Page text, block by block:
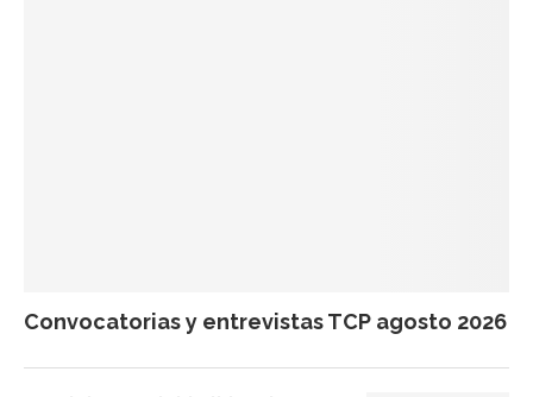
Convocatorias y entrevistas TCP agosto 2026